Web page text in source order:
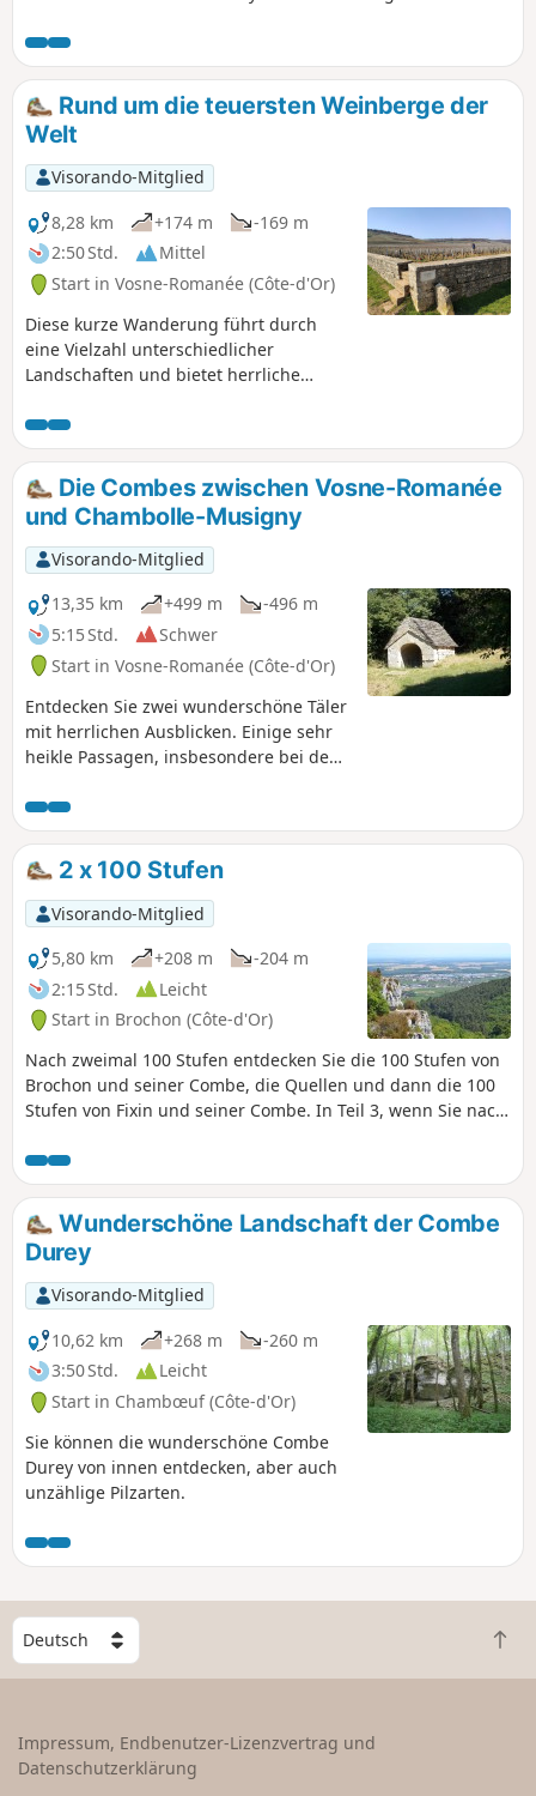
Gevrey und führt Sie vorbei am Schloss durch Wälder zum
reizvollen Parc Noisot und vorbei am Weinberg Clos
Napoleon und dem Restaurant zu den charmanten Dörfern
Fixey, Couchey und Marsannay, bevor Sie den letzten
großen Weinberg der Côte d'Or passieren und nach Genove
am Stadtrand von Dijon gelangen. Die Wanderung ist
hundefreundlich und nach einem Anstieg am Anfang
relativ leicht zu bewältigen. Die gelben und roten Linien
(YR), die den RDGC kennzeichnen, erleichtern die
Orientierung.
Rund um die teuersten Weinberge der
Welt
Visorando-Mitglied
8,28 km
+174 m
-169 m
2:50 Std.
Mittel
Start in Vosne-Romanée (Côte-d'Or)
Diese kurze Wanderung führt durch
eine Vielzahl unterschiedlicher
Landschaften und bietet herrliche
Burgunds. Für Weinliebhaber führt sie
entlang der sehr prestigeträchtigen
Parzelle Romanée Conti.
Die Combes zwischen Vosne-Romanée
und Chambolle-Musigny
Visorando-Mitglied
13,35 km
+499 m
-496 m
5:15 Std.
Schwer
Start in Vosne-Romanée (Côte-d'Or)
Entdecken Sie zwei wunderschöne Täler
mit herrlichen Ausblicken. Einige sehr
heikle Passagen, insbesondere bei den
erforderlich ist. Sie haben die
Möglichkeit, diese Schwierigkeiten zu
umgehen, aber dann entgehen Ihnen
einige schöne Nervenkitzel und
herrliche Ausblicke auf die Täler.
Schauen Sie sich die Fotos an, um sich
ein Bild von den Schwierigkeiten zu
machen, bevor Sie diese Wanderung in
Angriff nehmen. Es gibt nichts
Unüberwindbares, aber Vorsicht ist
besser als Nachsicht.
2 x 100 Stufen
Visorando-Mitglied
5,80 km
+208 m
-204 m
2:15 Std.
Leicht
Start in Brochon (Côte-d'Or)
Nach zweimal 100 Stufen entdecken Sie die 100 Stufen von
Brochon und seiner Combe, die Quellen und dann die 100
Stufen von Fixin und seiner Combe. In Teil 3, wenn Sie nach
folgen Sie den gelben Markierungen bis zur Napoleon-
Treppe.
Wunderschöne Landschaft der Combe
Durey
Visorando-Mitglied
10,62 km
+268 m
-260 m
3:50 Std.
Leicht
Start in Chambœuf (Côte-d'Or)
Sie können die wunderschöne Combe
Durey von innen entdecken, aber auch
unzählige Pilzarten.
W
ä
h
e
Z
u
Impressum, Endbenutzer-Lizenzvertrag und
Datenschutzerklärung